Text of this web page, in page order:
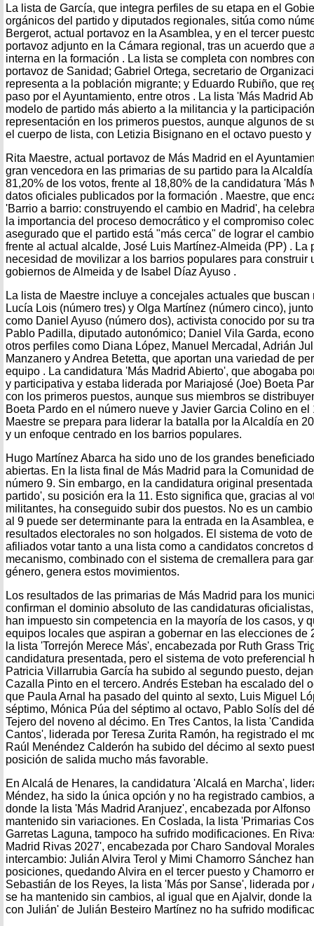
La lista de García, que integra perfiles de su etapa en el
orgánicos del partido y diputados regionales, sitúa como
Bergerot, actual portavoz en la Asamblea, y en el tercer
portavoz adjunto en la Cámara regional, tras un acuerdo que
interna en la formación . La lista se completa con nombres
portavoz de Sanidad; Gabriel Ortega, secretario de
representa a la población migrante; y Eduardo Rubiño, que
paso por el Ayuntamiento, entre otros . La lista 'Más Madrid
modelo de partido más abierto a la militancia y la
representación en los primeros puestos, aunque algunos de
el cuerpo de lista, con Letizia Bisignano en el octavo puesto
Rita Maestre, actual portavoz de Más Madrid en el
gran vencedora en las primarias de su partido para la
81,20% de los votos, frente al 18,80% de la candidatura 'Más
datos oficiales publicados por la formación . Maestre, que
'Barrio a barrio: construyendo el cambio en Madrid', ha
la importancia del proceso democrático y el compromiso
asegurado que el partido está "más cerca" de lograr el
frente al actual alcalde, José Luis Martínez-Almeida (PP) . La
necesidad de movilizar a los barrios populares para construir
gobiernos de Almeida y de Isabel Díaz Ayuso .
La lista de Maestre incluye a concejales actuales que
Lucía Lois (número tres) y Olga Martínez (número cinco),
como Daniel Ayuso (número dos), activista conocido por su
Pablo Padilla, diputado autonómico; Daniel Vila Garda,
otros perfiles como Diana López, Manuel Mercadal, Adrián
Manzanero y Andrea Betetta, que aportan una variedad de
equipo . La candidatura 'Más Madrid Abierto', que abogaba
y participativa y estaba liderada por Mariajosé (Joe) Boeta
con los primeros puestos, aunque sus miembros se
Boeta Pardo en el número nueve y Javier Garcia Colino en
Maestre se prepara para liderar la batalla por la Alcaldía en
y un enfoque centrado en los barrios populares.
Hugo Martínez Abarca ha sido uno de los grandes
abiertas. En la lista final de Más Madrid para la Comunidad
número 9. Sin embargo, en la candidatura original
partido', su posición era la 11. Esto significa que, gracias al
militantes, ha conseguido subir dos puestos. No es un
al 9 puede ser determinante para la entrada en la Asamblea,
resultados electorales no son holgados. El sistema de voto
afiliados votar tanto a una lista como a candidatos concretos
mecanismo, combinado con el sistema de cremallera para
género, genera estos movimientos.
Los resultados de las primarias de Más Madrid para los
confirman el dominio absoluto de las candidaturas
han impuesto sin competencia en la mayoría de los casos, y
equipos locales que aspiran a gobernar en las elecciones de
la lista 'Torrejón Merece Más', encabezada por Ruth Grass
candidatura presentada, pero el sistema de voto preferencial
Patricia Villarrubia García ha subido al segundo puesto,
Cazalla Pinto en el tercero. Andrés Esteban ha escalado del
que Paula Arnal ha pasado del quinto al sexto, Luis Miguel
séptimo, Mónica Púa del séptimo al octavo, Pablo Solís del
Tejero del noveno al décimo. En Tres Cantos, la lista
Cantos', liderada por Teresa Zurita Ramón, ha registrado el
Raúl Menéndez Calderón ha subido del décimo al sexto
posición de salida mucho más favorable.
En Alcalá de Henares, la candidatura 'Alcalá en Marcha',
Méndez, ha sido la única opción y no ha registrado cambios,
donde la lista 'Más Madrid Aranjuez', encabezada por
mantenido sin variaciones. En Coslada, la lista 'Primarias
Garretas Laguna, tampoco ha sufrido modificaciones. En
Madrid Rivas 2027', encabezada por Charo Sandoval
intercambio: Julián Alvira Terol y Mimi Chamorro Sánchez
posiciones, quedando Alvira en el tercer puesto y Chamorro
Sebastián de los Reyes, la lista 'Más por Sanse', liderada
se ha mantenido sin cambios, al igual que en Ajalvir, donde
con Julián' de Julián Besteiro Martínez no ha sufrido